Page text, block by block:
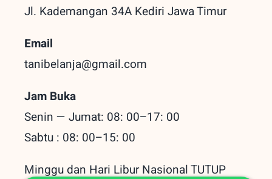
Jl. Kademangan 34A Kediri Jawa Timur
Email
tanibelanja@gmail.com
Jam Buka
Senin — Jumat: 08: 00–17: 00
Sabtu : 08: 00–15: 00
Minggu dan Hari Libur Nasional TUTUP